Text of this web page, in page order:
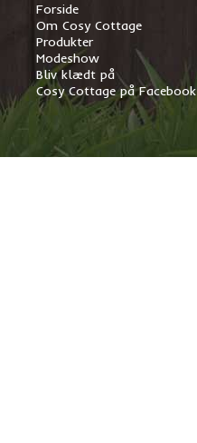
Forside
Om Cosy Cottage
Produkter
Modeshow
Bliv klædt på
Cosy Cottage på Facebook